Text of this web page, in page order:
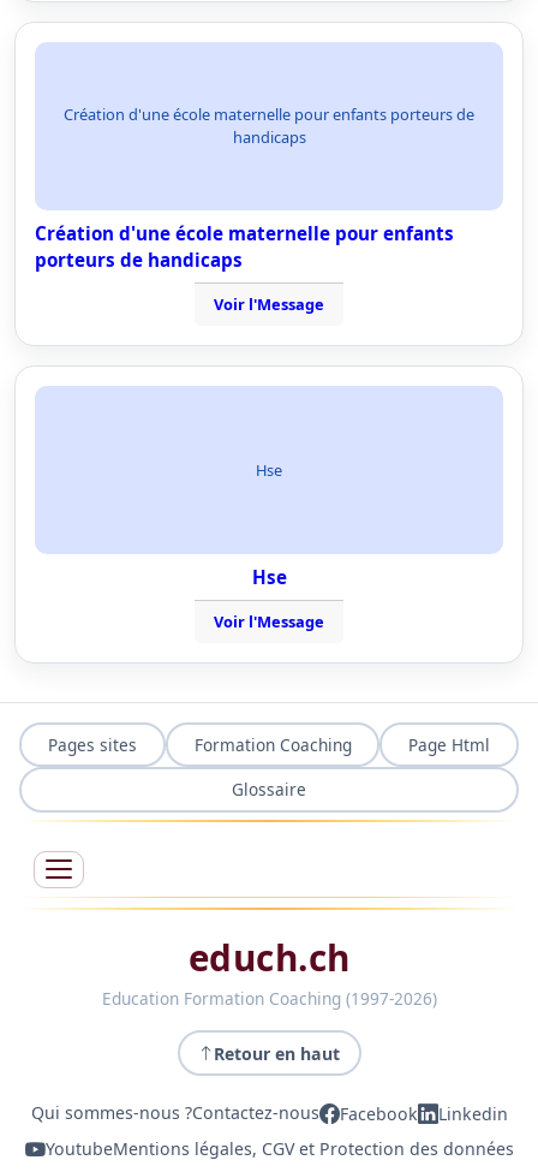
Création d'une école maternelle pour enfants porteurs de
handicaps
Création d'une école maternelle pour enfants
porteurs de handicaps
Voir l'Message
Hse
Hse
Voir l'Message
Pages sites Formation Coaching
Page Html
Glossaire
educh.ch
Education Formation Coaching (1997-2026)
Retour en haut
Qui sommes-nous ?Contactez-nous Facebook
Linkedin
YoutubeMentions légales, CGV et Protection des données